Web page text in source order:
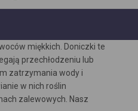
miękkich. Doniczki te
przechłodzeniu lub
zatrzymania wody i
w nich roślin
zalewowych. Nasz